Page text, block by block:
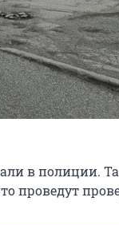
в полиции.
проведут